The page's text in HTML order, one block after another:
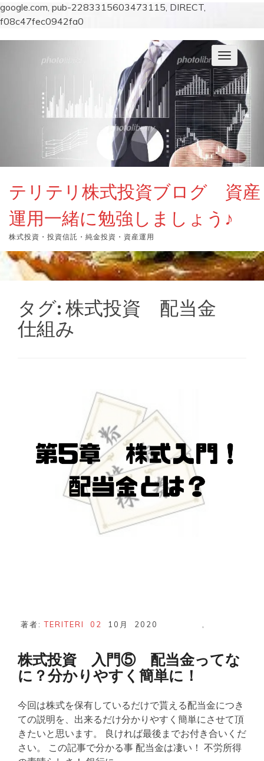
google.com, pub-2283315603473115, DIRECT,
f08c47fec0942fa0
ナ
ビ
ゲ
ー
シ
ョ
ン
を
切
り
替
テリテリ株式投資ブログ 資産
運用一緒に勉強しましょう♪
株式投資・投資信託・純金投資・資産運用
タグ: 株式投資 配当金
仕組み
著者:TERITERI 02 10月 2020
株式投資 入門⑤ 配当金ってな
に？分かりやすく簡単に！
今回は株式を保有しているだけで貰える配当金につき
ての説明を、出来るだけ分かりやすく簡単にさせて頂
きたいと思います。 良ければ最後までお付き合いくだ
さい。 この記事で分かる事 配当金は凄い！ 不労所得